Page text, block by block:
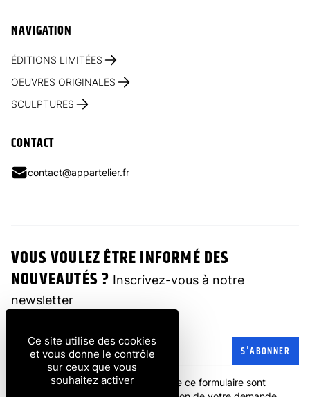
NAVIGATION
ÉDITIONS LIMITÉES
OEUVRES ORIGINALES
SCULPTURES
CONTACT
contact@appartelier.fr
VOUS VOULEZ ÊTRE INFORMÉ DES
NOUVEAUTÉS ? Inscrivez-vous à notre
newsletter
Adresse e-mail S'ABONNER
Les informations recueillies à partir de ce formulaire sont
Ce site utilise des cookies
et vous donne le contrôle
sur ceux que vous
souhaitez activer